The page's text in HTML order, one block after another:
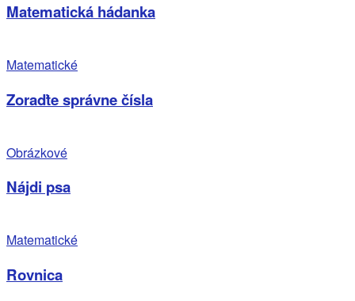
Matematická hádanka
Matematické
Zoraďte správne čísla
Obrázkové
Nájdi psa
Matematické
Rovnica